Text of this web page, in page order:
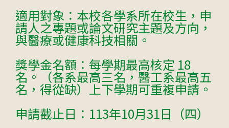
適用對象：本校各學系所在校生，申
請人之專題或論文研究主題及方向，
與醫療或健康科技相關。
獎學金名額：每學期最高核定 18
名。（各系最高三名，醫工系最高五
名，得從缺）上下學期可重複申請。
申請截止日：113年10月31日（四）